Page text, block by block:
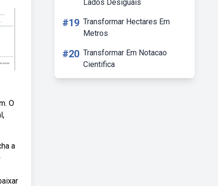
O
a
Lados Desiguais
#19 Transformar Hectares Em
Metros
#20 Transformar Em Notacao
Cientifica